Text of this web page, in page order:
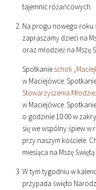
tajemnic różańcowych.
Na progu nowego roku
zapraszamy dzieci na
oraz młodzież na Mszę
Spotkanie scholi
w Maciejówce.
Stowarzyszenia
w Maciejówce.
o godzinie10:00w
się we wspólny śpiew w
przy naszym kościele.
miesiąca na Mszę
W tym tygodniu w
przypada święto